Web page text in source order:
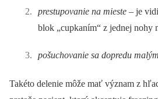
prestupovanie na mieste –⁠ je
blok „cupkaním“ z jednej nohy
pošuchovanie sa dopredu
Takéto delenie môže mať význam z